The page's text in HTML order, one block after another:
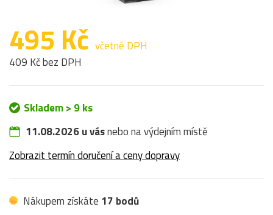
495 Kč včetně DPH
409 Kč bez DPH
Skladem > 9 ks
11.08.2026 u vásnebo na výdejním místě
Zobrazit termín doručení a ceny dopravy
Nákupem získáte 17 bodů